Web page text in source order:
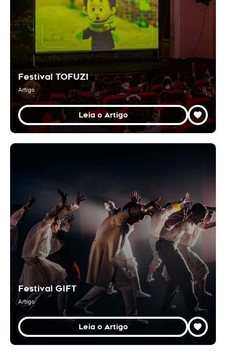
Festival TOFUZI
Artigo
Leia o Artigo
Festival GIFT
Artigo
Leia o Artigo